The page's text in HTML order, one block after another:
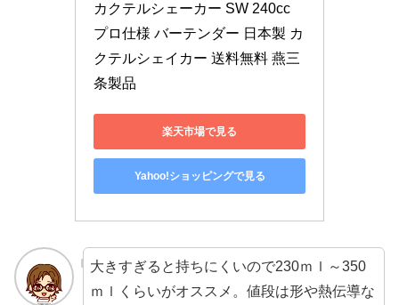
カクテルシェーカー SW 240cc
プロ仕様 バーテンダー 日本製 カ
クテルシェイカー 送料無料 燕三
条製品
楽天市場で見る
Yahoo!ショッピングで見る
大きすぎると持ちにくいので230ｍｌ～350
ｍｌくらいがオススメ。値段は形や熱伝導な